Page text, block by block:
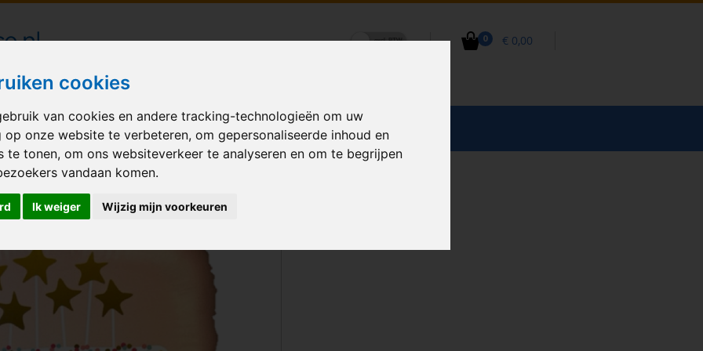
cookies
van cookies en andere tracking-technologieën om uw
op onze website te verbeteren, om gepersonaliseerde inhoud en
te tonen, om ons websiteverkeer te analyseren en om te begrijpen
vandaan komen.
Ik weiger Wijzig mijn voorkeuren
0 € 0,00
bezorgd in heel Nederland
confetti cake
BALLONNEN GELEGENHEID VERHUUR BEDRUKKEN ACCESSOIRES